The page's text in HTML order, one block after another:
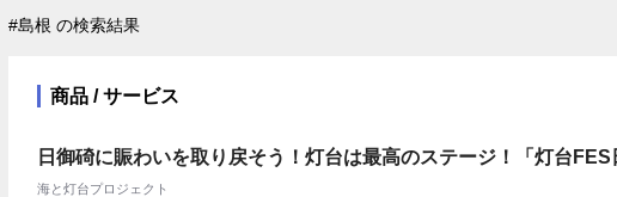
#島根 の検索結果
商品 / サービス
日御碕に賑わいを取り戻そう！灯台は最高のステージ！「灯台
海と灯台プロジェクト